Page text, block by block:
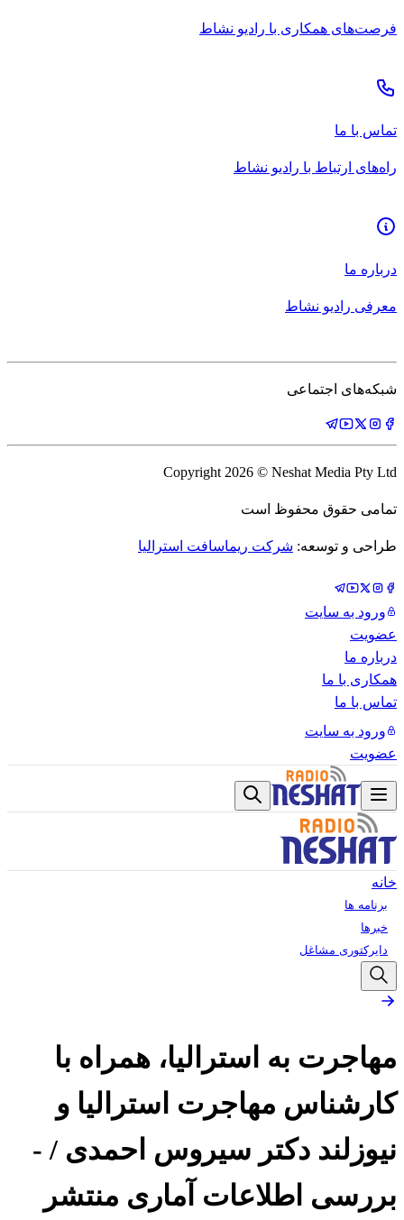
فرصت‌های همکاری با رادیو نشاط
تماس با ما
راه‌های ارتباط با رادیو نشاط
درباره ما
معرفی رادیو نشاط
شبکه‌های اجتماعی
Copyright 2026 © Neshat Media Pty Ltd
تمامی حقوق محفوظ است
طراحی و توسعه: شرکت ریماسافت استرالیا
ورود به سایت
عضویت
درباره ما
همکاری با ما
تماس با ما
ورود به سایت
عضویت
خانه
برنامه ها
خبرها
دایرکتوری مشاغل
مهاجرت به استرالیا، همراه با
کارشناس مهاجرت استرالیا و
نیوزلند دکتر سیروس احمدی / -
بررسی اطلاعات آماری منتشر